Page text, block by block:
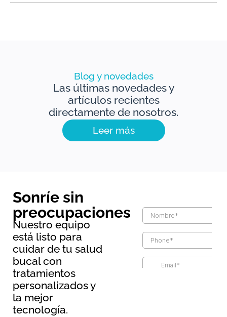
Blog y novedades
Las últimas novedades y
artículos recientes
directamente de nosotros.
Leer más
Sonríe sin
preocupaciones
Nuestro equipo
está listo para
cuidar de tu salud
bucal con
tratamientos
personalizados y
la mejor
tecnología.